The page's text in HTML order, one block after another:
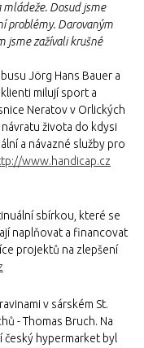
Dosud jsme
problémy. Darovaným
jsme zažívali krušné
Jörg Hans Bauer a
klienti milují sport a
Neratov v Orlických
života do kdysi
a návazné služby pro
www.handicap.cz
sbírkou, které se
naplňovat a financovat
projektů na zlepšení
v sárském St.
- Thomas Bruch. Na
český hypermarket byl